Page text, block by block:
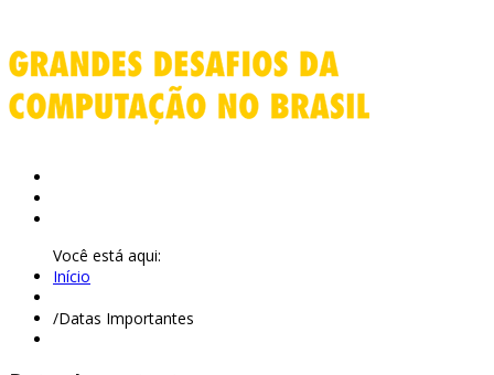
Você está aqui:
Início
/Datas Importantes